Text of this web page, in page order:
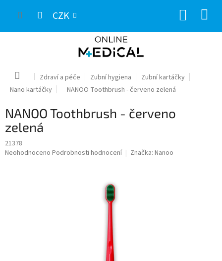
CZK
Domů Zdraví a péče Zubní hygiena
Zubní kartáčky
Nano kartáčky
NANOO Toothbrush - červeno zelená
NANOO Toothbrush - červeno
zelená
21378
Průměrné
Neohodnoceno Podrobnosti hodnocení Značka: Nanoo